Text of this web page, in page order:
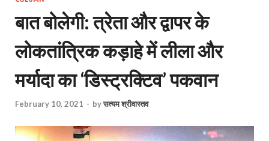
बात बोलेगी: त्रेता और द्वापर के
लोकतांत्रिक कड़ाहे में लीला और
मर्यादा का ‘डिस्ट्रक्टिव’ पकवान
February 10, 2021 - byसत्यम श्रीवास्तव